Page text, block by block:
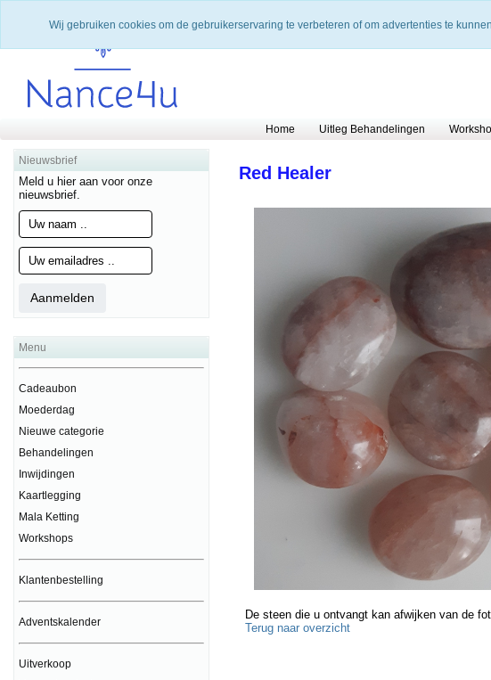
Home Uitleg Behandelingen
Nieuwsbrief
Meld u hier aan voor onze
nieuwsbrief.
Menu
Cadeaubon
Moederdag
Nieuwe categorie
Behandelingen
Inwijdingen
Kaartlegging
Mala Ketting
Workshops
Klantenbestelling
Adventskalender
Uitverkoop
Red Healer
De steen die u ontvangt kan afwijken van de
Terug naar overzicht
Wij gebruiken cookies om de gebruikerservaring te verbeteren of om advertenties te